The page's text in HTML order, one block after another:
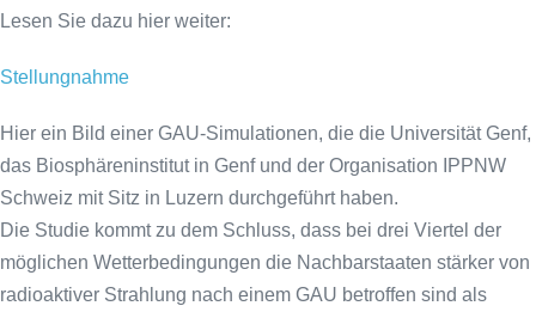
Lesen Sie dazu hier weiter:
Stellungnahme
Hier ein Bild einer GAU-Simulationen, die die Universität Genf,
das Biosphäreninstitut in Genf und der Organisation IPPNW
Schweiz mit Sitz in Luzern durchgeführt haben.
Die Studie kommt zu dem Schluss, dass bei drei Viertel der
möglichen Wetterbedingungen die Nachbarstaaten stärker von
radioaktiver Strahlung nach einem GAU betroffen sind als